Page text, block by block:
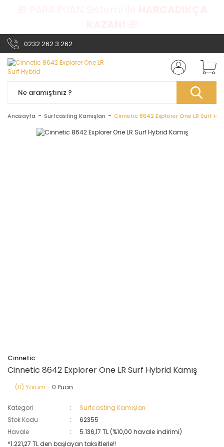
0232 262 3 262
Anasayfa Surfcasting Kamışları Cinnetic 8642 Explorer One LR Surf
Cinnetic
Cinnetic 8642 Explorer One LR Surf Hybrid Kamış
(0) Yorum - 0 Puan
Kategori
Surfcasting Kamışları
Stok Kodu
62355
Havale
5.136,17 TL (%10,00 havale indirimi)
*1.221,27 TL den başlayan taksitlerle!!